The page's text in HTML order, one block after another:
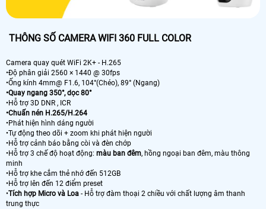
THÔNG SỐ CAMERA WIFI 360 FULL COLOR
Camera quay quét WiFi 2K+ - H.265
•Độ phân giải 2560 × 1440 @ 30fps
•Ống kính 4mm@ F1.6, 104°(Chéo), 89° (Ngang)
•Quay ngang 350°, dọc 80°
•Hỗ trợ 3D DNR , ICR
•Chuấn nén H.265/H.264
•Phát hiện hình dáng người
•Tự động theo dõi + zoom khi phát hiện người
•Hỗ trợ cảnh báo bằng còi và đèn chớp
•Hỗ trợ 3 chế độ hoạt động: màu ban đêm, hồng ngoại ban đêm, màu thông
minh
•Hỗ trợ khe cắm thẻ nhớ đến 512GB
•Hỗ trợ lên đến 12 điểm preset
•Tích hợp Micro và Loa - Hỗ trợ đàm thoại 2 chiều với chất lượng âm thanh
trung thực